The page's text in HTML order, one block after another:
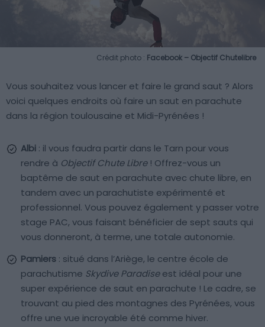
Crédit photo : Facebook – Objectif Chutelibre
Vous souhaitez vous lancer et faire le grand saut ? Alors
voici quelques endroits où faire un saut en parachute
dans la région toulousaine et Midi-Pyrénées !
Albi : il vous faudra partir dans le Tarn pour vous
rendre à Objectif Chute Libre! Offrez-vous un
baptême de saut en parachute avec chute libre, en
tandem avec un parachutiste expérimenté et
professionnel. Vous pouvez également y passer votre
stage PAC, vous faisant bénéficier de sept sauts qui
vous donneront, à terme, une totale autonomie.
Pamiers : situé dans l’Ariège, le centre école de
parachutisme Skydive Paradiseest idéal pour une
super expérience de saut en parachute ! Le cadre, se
trouvant au pied des montagnes des Pyrénées, vous
offre une vue incroyable été comme hiver.